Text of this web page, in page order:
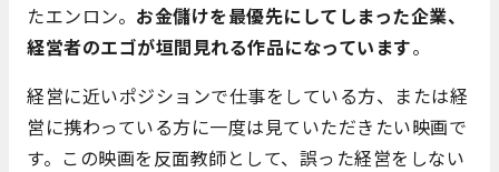
たエンロン。 お金儲けを最優先にしてしまった企業、
経営者のエゴが垣間見れる作品になっています。
経営に近いポジションで仕事をしている方、または経
営に携わっている方に一度は見ていただきたい映画で
す。この映画を反面教師として、誤った経営をしない